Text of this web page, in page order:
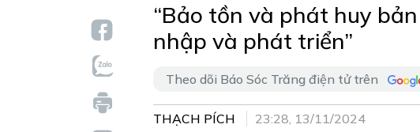
“Bảo tồn và phát huy
nhập và phát triển”
Theo dõi Báo Sóc Trăng điện tử trên
THẠCH PÍCH 23:28, 13/11/2024